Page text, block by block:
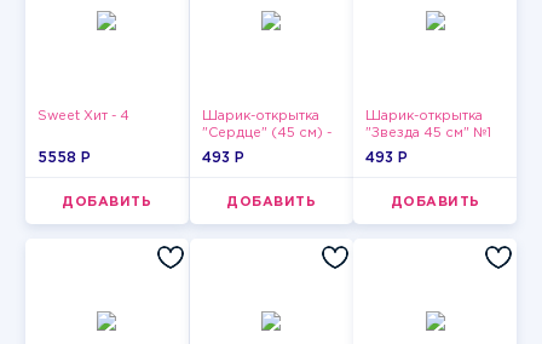
Sweet Хит - 4
5558 P
ДОБАВИТЬ
Шарик-открытка
"Сердце" (45 см) -
2
493 P
ДОБАВИТЬ
Шарик-открытка
"Звезда 45 см" №1
493 P
ДОБАВИТЬ